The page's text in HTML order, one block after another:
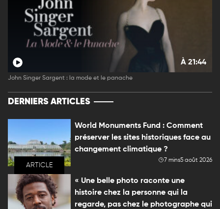
À 21:44
John Singer Sargent : la mode et le panache
DERNIERS ARTICLES
ARTICLE
World Monuments Fund : Comment
préserver les sites historiques face au
changement climatique ?
7 mins5 août 2026
« Une belle photo raconte une
histoire chez la personne qui la
regarde, pas chez le photographe qui